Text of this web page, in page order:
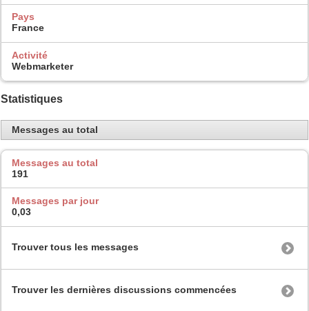
Pays
France
Activité
Webmarketer
Statistiques
Messages au total
Messages au total
191
Messages par jour
0,03
Trouver tous les messages
Trouver les dernières discussions commencées